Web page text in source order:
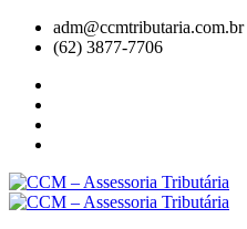
adm@ccmtributaria.com.br
(62) 3877-7706